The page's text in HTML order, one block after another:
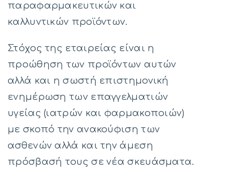
παραφαρμακευτικών και
καλλυντικών προϊόντων.
Στόχος της εταιρείας είναι η
προώθηση των προϊόντων αυτών
αλλά και η σωστή επιστημονική
ενημέρωση των επαγγελματιών
υγείας (ιατρών και φαρμακοποιών)
με σκοπό την ανακούφιση των
ασθενών αλλά και την άμεση
πρόσβασή τους σε νέα σκευάσματα.